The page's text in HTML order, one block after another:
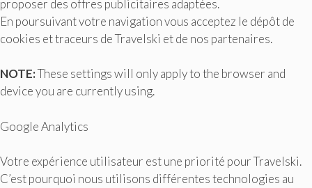
proposer des offres publicitaires adaptées.
En poursuivant votre navigation vous acceptez le dépôt de
cookies et traceurs de Travelski et de nos partenaires.
NOTE:These settings will only apply to the browser and
device you are currently using.
Google Analytics
Votre expérience utilisateur est une priorité pour Travelski.
C’est pourquoi nous utilisons différentes technologies au